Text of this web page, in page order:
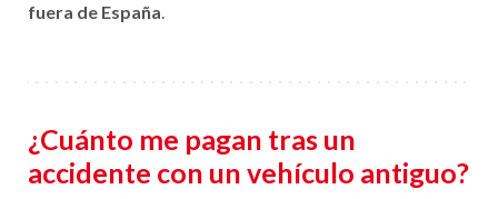
fuera de España.
¿Cuánto me pagan tras un
accidente con un vehículo antiguo?